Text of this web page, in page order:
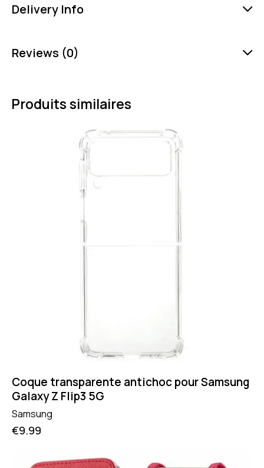
Delivery Info
Reviews (0)
Produits similaires
Coque transparente antichoc pour Samsung
Galaxy Z Flip3 5G
Samsung
€9.99